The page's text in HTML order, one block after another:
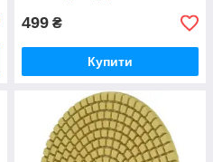
499 ₴
Купити